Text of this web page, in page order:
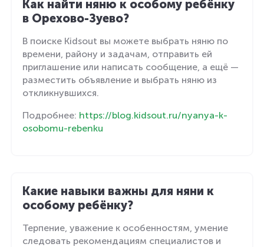
Как найти няню к особому ребёнку
в Орехово-Зуево?
В поиске Kidsout вы можете выбрать няню по
времени, району и задачам, отправить ей
приглашение или написать сообщение, а ещё —
разместить объявление и выбрать няню из
откликнувшихся.
Подробнее: https://blog.kidsout.ru/nyanya-k-
osobomu-rebenku
Какие навыки важны для няни к
особому ребёнку?
Терпение, уважение к особенностям, умение
следовать рекомендациям специалистов и